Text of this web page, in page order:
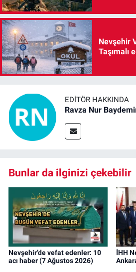
Nevşehir
Taşımalı
EDITÖR HAKKINDA
Ravza Nur
Bunlar da ilginizi çekebilir
Nevşehir’de vefat edenler: 10
acı haber (7 Ağustos 2026)
İHH